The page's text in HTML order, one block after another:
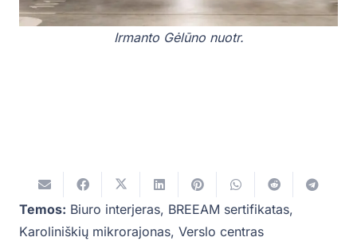
Irmanto Gėlūno nuotr.
Temos: Biuro interjeras, BREEAM sertifikatas,
Karoliniškių mikrorajonas, Verslo centras